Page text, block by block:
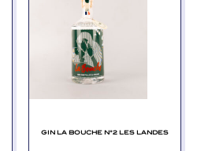
GIN LA BOUCHE N°2 LES LANDES